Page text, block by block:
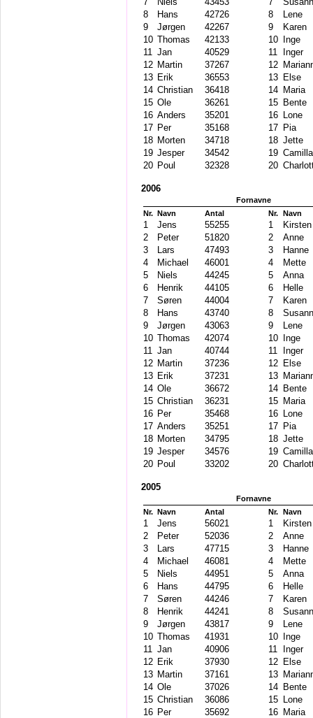
8
Hans 42726 8
Lene
9
Jørgen 42267 9
Karen
10 Thomas 42133 10
Inge
11 Jan 40529 11
Inger
12 Martin 37267 12
13 Erik 36553 13 Else
14 Christian 36418 14 Maria
15 Ole 36261 15 Bente
16 Anders 35201 16 Lone
17 Per 35168 17 Pia
18 Morten 34718 18 Jette
19 Jesper 34542 19 Camilla
20 Poul 32328 20
2006
Fornavne
Nr. Navn Antal Nr. Navn
1 Jens 55255 1
Kirsten
2
Peter 51820 2
Anne
3
Lars 47493 3
Hanne
4
Michael 46001 4
Mette
5
Niels 44245 5
Anna
6
Henrik 44105 6
Helle
7
Søren 44004 7
Karen
8
Hans 43740 8
9
Jørgen 43063 9
Lene
10 Thomas 42074 10
Inge
11 Jan 40744 11
Inger
12 Martin 37236 12 Else
13 Erik 37231 13
14 Ole 36672 14 Bente
15 Christian 36231 15 Maria
16 Per 35468 16 Lone
17 Anders 35251 17 Pia
18 Morten 34795 18 Jette
19 Jesper 34576 19 Camilla
20 Poul 33202 20
2005
Fornavne
Nr. Navn Antal Nr. Navn
1 Jens 56021 1
Kirsten
2
Peter 52036 2
Anne
3
Lars 47715 3
Hanne
4
Michael 46081 4
Mette
5
Niels 44951 5
Anna
6
Hans 44795 6
Helle
7
Søren 44246 7
Karen
8
Henrik 44241 8
9
Jørgen 43817 9
Lene
10 Thomas 41931 10
Inge
11 Jan 40906 11
Inger
12 Erik 37930 12 Else
13 Martin 37161 13
14 Ole 37026 14 Bente
15 Christian 36086 15 Lone
16 Per 35692 16 Maria